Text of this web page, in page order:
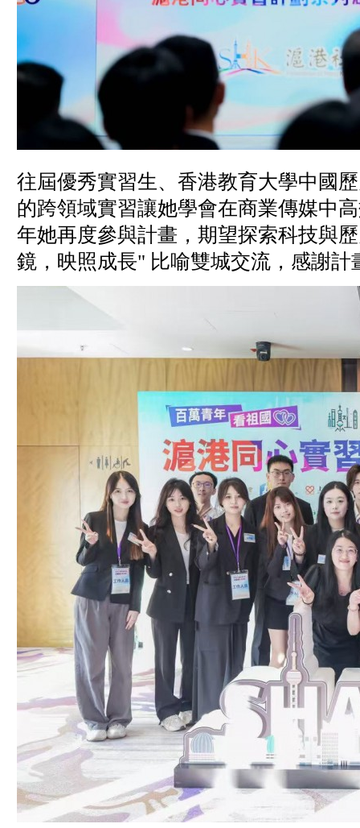
往屆優秀實習生、香港教育大學中國
的跨領域實習讓她學會在商業傳媒中
年她再度參與計畫，期望探索科技與
鏡，映照成長" 比喻雙城交流，感謝